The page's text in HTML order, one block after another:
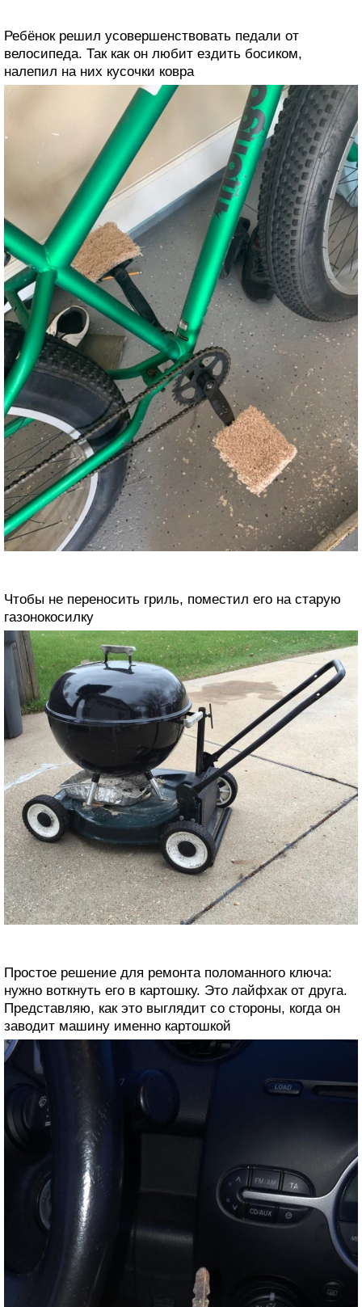
Ребёнок решил усовершенствовать педали от
велосипеда. Так как он любит ездить босиком,
налепил на них кусочки ковра
Чтобы не переносить гриль, поместил его на старую
газонокосилку
Простое решение для ремонта поломанного ключа:
нужно воткнуть его в картошку. Это лайфхак от друга.
Представляю, как это выглядит со стороны, когда он
заводит машину именно картошкой